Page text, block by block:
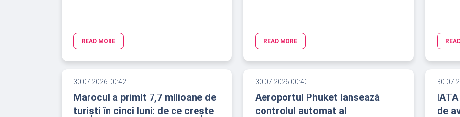
READ MORE READ MORE
30.07.2026 00:42
Marocul a primit 7,7 milioane de
turiști în cinci luni: de ce crește
30.07.2026 00:40
Aeroportul Phuket lansează
controlul automat al
de